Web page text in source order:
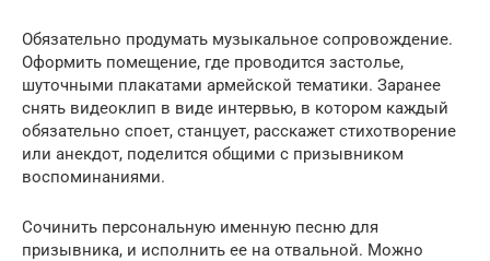
Обязательно продумать музыкальное сопровождение.
Оформить помещение, где проводится застолье,
шуточными плакатами армейской тематики. Заранее
снять видеоклип в виде интервью, в котором каждый
обязательно споет, станцует, расскажет стихотворение
или анекдот, поделится общими с призывником
воспоминаниями.
Сочинить персональную именную песню для
призывника, и исполнить ее на отвальной. Можно